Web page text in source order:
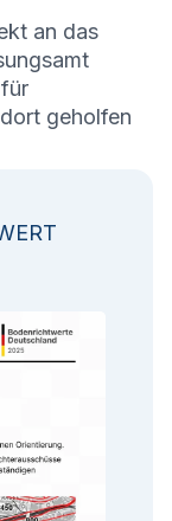
an das
geholfen